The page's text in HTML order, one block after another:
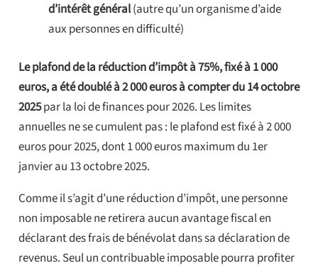
d’intérêt général(autre qu’un organisme d’aide
aux personnes en difficulté)
Le plafond de la réduction d’impôt à 75%, fixé à 1 000
euros, a été doublé à 2 000 euros à compter du 14 octobre
2025par la loi de finances pour 2026. Les limites
annuelles ne se cumulent pas : le plafond est fixé à 2 000
euros pour 2025, dont 1 000 euros maximum du 1er
janvier au 13 octobre 2025.
Comme il s’agit d’une réduction d’impôt, une personne
non imposable ne retirera aucun avantage fiscal en
déclarant des frais de bénévolat dans sa déclaration de
revenus. Seul un contribuable imposable pourra profiter